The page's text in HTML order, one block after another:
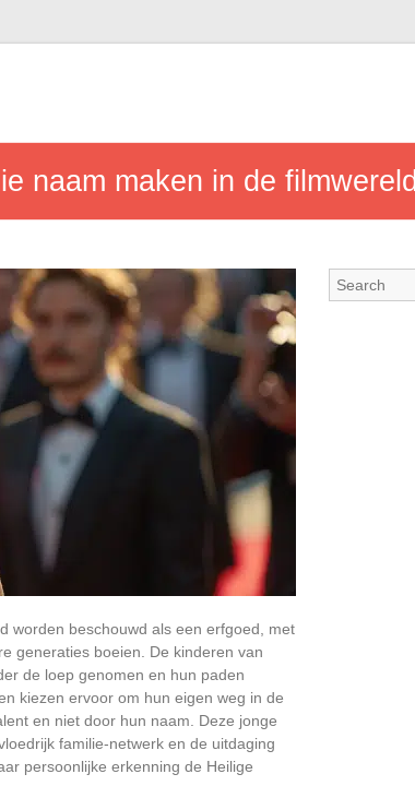
naam maken in de filmwereld
worden beschouwd als een erfgoed, met
generaties boeien. De kinderen van
de loep genomen en hun paden
kiezen ervoor om hun eigen weg in de
en niet door hun naam. Deze jonge
familie-netwerk en de uitdaging
persoonlijke erkenning de Heilige